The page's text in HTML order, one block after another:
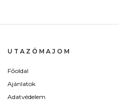
UTAZÓMAJOM
Főoldal
Ajánlatok
Adatvédelem